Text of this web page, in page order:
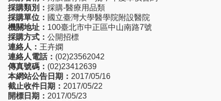
採購類別： 採購-醫療用品類
採購單位： 國立臺灣大學醫學院附設醫院
機關地址： 100臺北市中正區中山南路7號
採購方式： 公開招標
連絡人： 王卉嫻
連絡人電話： (02)23562042
傳真號碼： (02)23412639
本網站公告日期： 2017/05/16
截止收件日期： 2017/05/22
開標日期： 2017/05/23